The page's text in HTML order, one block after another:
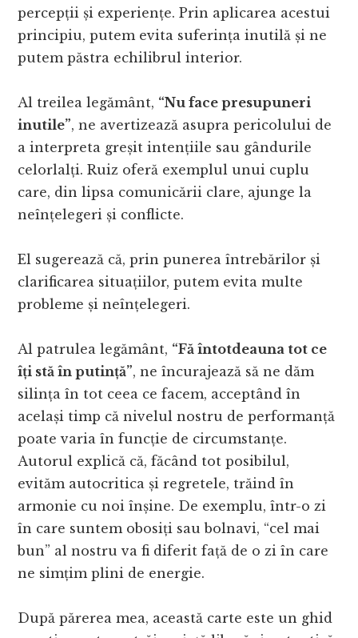
percepții și experiențe. Prin aplicarea acestui
principiu, putem evita suferința inutilă și ne
putem păstra echilibrul interior.
Al treilea legământ, “Nu face presupuneri
inutile”, ne avertizează asupra pericolului de
a interpreta greșit intențiile sau gândurile
celorlalți. Ruiz oferă exemplul unui cuplu
care, din lipsa comunicării clare, ajunge la
neînțelegeri și conflicte.
El sugerează că, prin punerea întrebărilor și
clarificarea situațiilor, putem evita multe
probleme și neînțelegeri.
Al patrulea legământ, “Fă întotdeauna tot ce
îți stă în putință”, ne încurajează să ne dăm
silința în tot ceea ce facem, acceptând în
același timp că nivelul nostru de performanță
poate varia în funcție de circumstanțe.
Autorul explică că, făcând tot posibilul,
evităm autocritica și regretele, trăind în
armonie cu noi înșine. De exemplu, într-o zi
în care suntem obosiți sau bolnavi, “cel mai
bun” al nostru va fi diferit față de o zi în care
ne simțim plini de energie.
După părerea mea, această carte este un ghid